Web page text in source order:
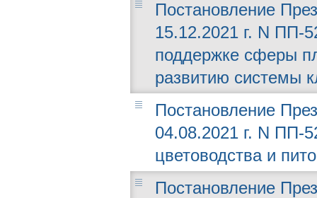
Постановление
15.12.2021 г. N ПП-
поддержке сферы
развитию системы
Постановление
04.08.2021 г. N ПП-
цветоводства и
Постановление